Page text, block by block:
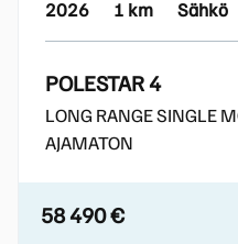
2026 1 km Sähkö
POLESTAR 4
LONG RANGE SINGLE
AJAMATON
58 490 €